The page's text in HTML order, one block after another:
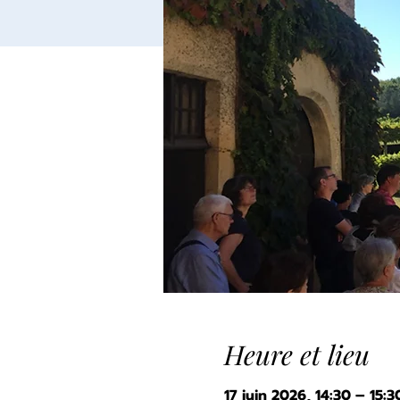
Heure et lieu
17 juin 2026, 14:30 –